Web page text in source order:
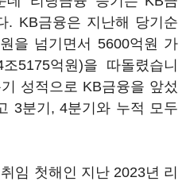
. KB금융은 지난해 당기순
을 넘기면서 5600억원 가
5175억원)을 따돌렸습니
성적으로 KB금융을 앞섰
3분기, 4분기와 누적 모두
임 첫해인 지난 2023년 리